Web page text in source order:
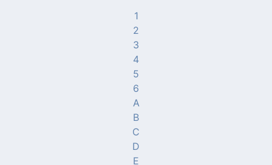
1
2
3
4
5
6
A
B
C
D
E